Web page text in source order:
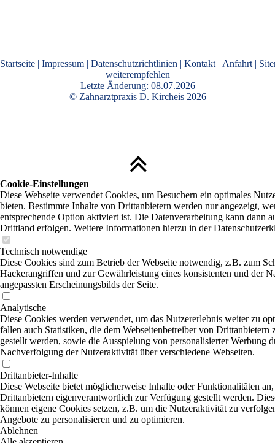
Startseite | Impressum | Datenschutzrichtlinien | Kontakt | Anfahrt |
weiterempfehlen
Letzte Änderung: 08.07.2026
© Zahnarztpraxis D. Kircheis2026
Cookie-Einstellungen
Diese Webseite verwendet Cookies, um Besuchern ein optimales
bieten. Bestimmte Inhalte von Drittanbietern werden nur angezeigt,
entsprechende Option aktiviert ist. Die Datenverarbeitung kann dann
Drittland erfolgen. Weitere Informationen hierzu in der
Technisch notwendige
Diese Cookies sind zum Betrieb der Webseite notwendig, z.B. zum
Hackerangriffen und zur Gewährleistung eines konsistenten und der
angepassten Erscheinungsbilds der Seite.
Analytische
Diese Cookies werden verwendet, um das Nutzererlebnis weiter zu
fallen auch Statistiken, die dem Webseitenbetreiber von Drittanbietern
gestellt werden, sowie die Ausspielung von personalisierter Werbung
Nachverfolgung der Nutzeraktivität über verschiedene Webseiten.
Drittanbieter-Inhalte
Diese Webseite bietet möglicherweise Inhalte oder Funktionalitäten
Drittanbietern eigenverantwortlich zur Verfügung gestellt werden.
können eigene Cookies setzen, z.B. um die Nutzeraktivität zu
Angebote zu personalisieren und zu optimieren.
Ablehnen